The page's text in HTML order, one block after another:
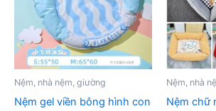
Nệm, nhà nệm, giường
Nệm gel viền bông hình con
Nệm, nhà
Nệm chữ